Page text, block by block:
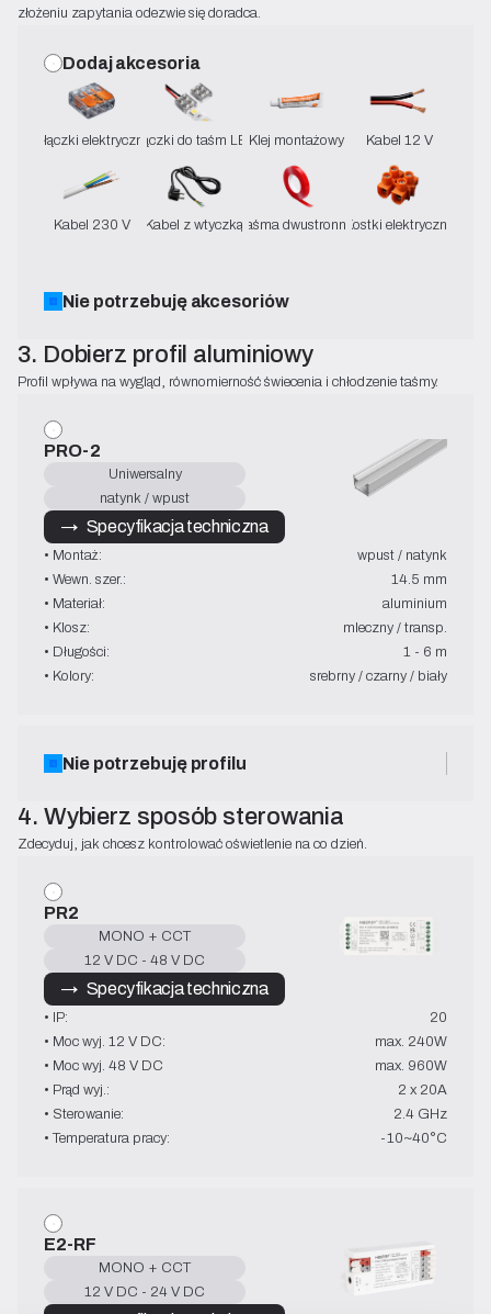
złożeniu zapytania odezwie się doradca.
Dodaj akcesoria
Złączki elektryczneZłączki do taśm LEDKlej montażowy Kabel 12 V
Kabel 230 V Kabel z wtyczkąTaśma dwustronnaKostki elektryczne
Nie potrzebuję akcesoriów
3. Dobierz profil aluminiowy
Profil wpływa na wygląd, równomierność świecenia i chłodzenie taśmy.
PRO-2
Uniwersalny
natynk / wpust
→   Specyfikacja techniczna
• Montaż:
wpust / natynk
• Wewn. szer.:
14.5 mm
• Materiał:
aluminium
• Klosz:
mleczny / transp.
• Długości:
1 - 6 m
• Kolory:
srebrny / czarny / biały
Nie potrzebuję profilu
4. Wybierz sposób sterowania
Zdecyduj, jak chcesz kontrolować oświetlenie na co dzień.
PR2
MONO + CCT
12 V DC - 48 V DC
→   Specyfikacja techniczna
• IP:
20
• Moc wyj. 12 V DC:
max. 240W
• Moc wyj. 48 V DC
max. 960W
• Prąd wyj.:
2 x 20A
• Sterowanie:
2.4 GHz
• Temperatura pracy:
-10~40°C
E2-RF
MONO + CCT
12 V DC - 24 V DC